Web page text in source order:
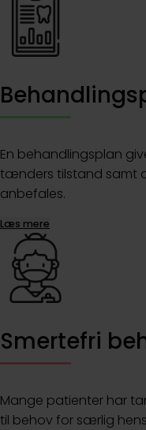
En behandlingsplan
tænders tilstand samt
anbefales.
Læs mere
Smertefri
Mange patienter har
til behov for særlig